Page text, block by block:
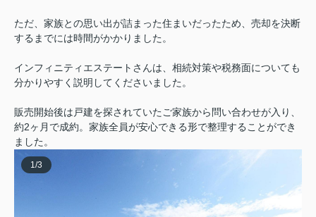
ただ、家族との思い出が詰まった住まいだったため、売却を決断
するまでには時間がかかりました。
インフィニティエステートさんは、相続対策や税務面についても
分かりやすく説明してくださいました。
販売開始後は戸建を探されていたご家族から問い合わせが入り、
約2ヶ月で成約。家族全員が安心できる形で整理することができ
ました。
1/3